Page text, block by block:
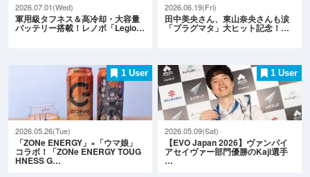
2026.07.01(Wed)
軍用級タフネス＆高冷却・大容量
バッテリー搭載！レノボ「Legio…
2026.06.19(Fri)
田中美央さん、東山奈央さんも涙
「プラグマタ」大ヒット記念！…
1 User
2026.05.26(Tue)
「ZONe ENERGY」×「ウマ娘」
コラボ！「ZONe ENERGY TOUG
HNESS G…
1 User
2026.05.09(Sat)
【EVO Japan 2026】ヴァンパイ
アセイヴァー部門優勝のKaji選手
…